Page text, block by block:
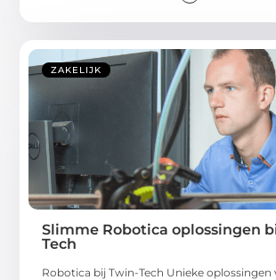
ZAKELIJK
Slimme Robotica oplossingen
Tech
Robotica bij Twin-Tech Unieke oplossingen